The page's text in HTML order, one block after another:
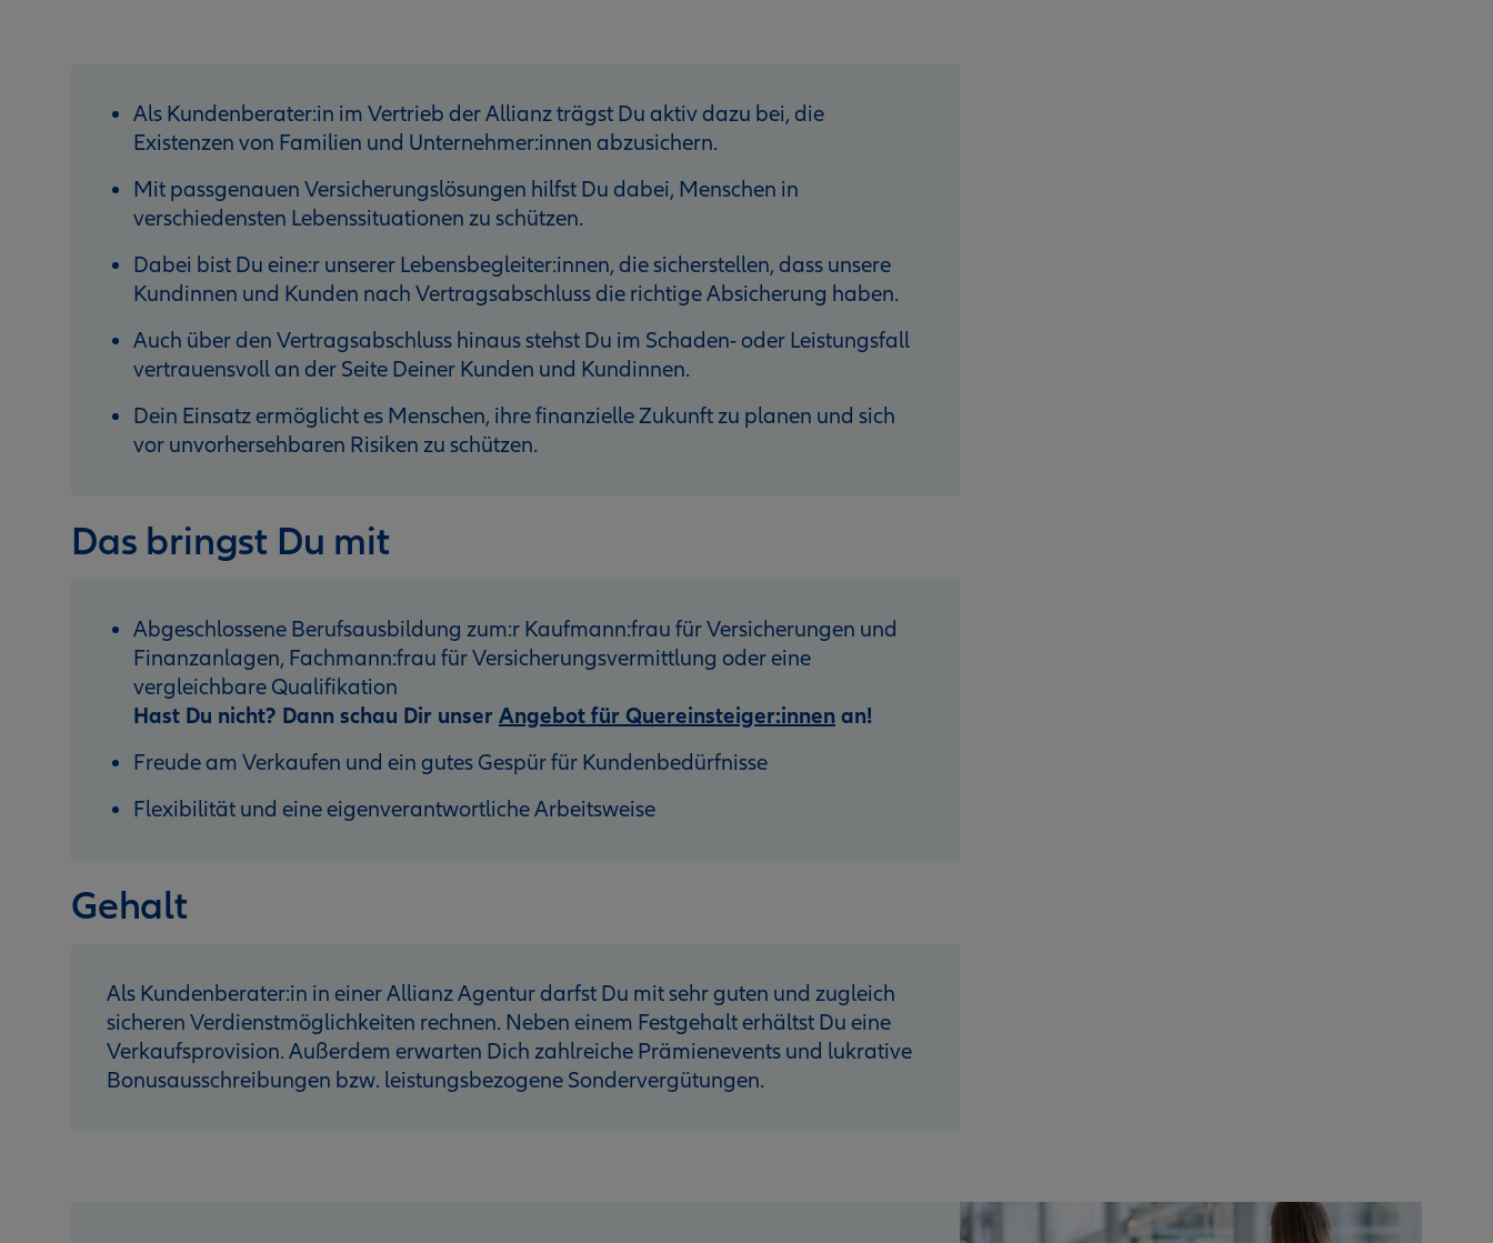
Als Kundenberater:in im Vertrieb der Allianz trägst Du aktiv dazu bei, die
Existenzen von Familien und Unternehmer:innen abzusichern.
Mit passgenauen Versicherungslösungen hilfst Du dabei, Menschen in
verschiedensten Lebenssituationen zu schützen.
Dabei bist Du eine:r unserer Lebensbegleiter:innen, die sicherstellen, dass unsere
Kundinnen und Kunden nach Vertragsabschluss die richtige Absicherung haben.
Auch über den Vertragsabschluss hinaus stehst Du im Schaden- oder Leistungsfall
vertrauensvoll an der Seite Deiner Kunden und Kundinnen.
Dein Einsatz ermöglicht es Menschen, ihre finanzielle Zukunft zu planen und sich
vor unvorhersehbaren Risiken zu schützen.
Das bringst Du mit
Abgeschlossene Berufsausbildung zum:r Kaufmann:frau für Versicherungen und
Finanzanlagen, Fachmann:frau für Versicherungsvermittlung oder eine
vergleichbare Qualifikation
Hast Du nicht? Dann schau Dir unser Angebot für Quereinsteiger:innen an!
Freude am Verkaufen und ein gutes Gespür für Kundenbedürfnisse
Flexibilität und eine eigenverantwortliche Arbeitsweise
Gehalt
Als Kundenberater:in in einer Allianz Agentur darfst Du mit sehr guten und zugleich
sicheren Verdienstmöglichkeiten rechnen. Neben einem Festgehalt erhältst Du eine
Verkaufsprovision. Außerdem erwarten Dich zahlreiche Prämienevents und lukrative
Bonusausschreibungen bzw. leistungsbezogene Sondervergütungen.